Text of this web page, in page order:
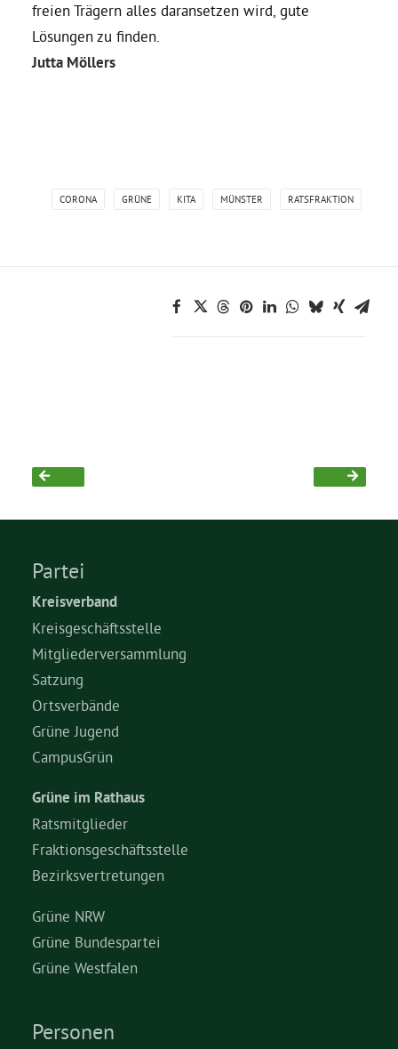
freien Trägern alles daransetzen wird, gute
Lösungen zu finden.
Jutta Möllers
CORONA GRÜNE KITA MÜNSTER RATSFRAKTION
Partei
Kreisverband
Kreisgeschäftsstelle
Mitgliederversammlung
Satzung
Ortsverbände
Grüne Jugend
CampusGrün
Grüne im Rathaus
Ratsmitglieder
Fraktionsgeschäftsstelle
Bezirksvertretungen
Grüne NRW
Grüne Bundespartei
Grüne Westfalen
Personen